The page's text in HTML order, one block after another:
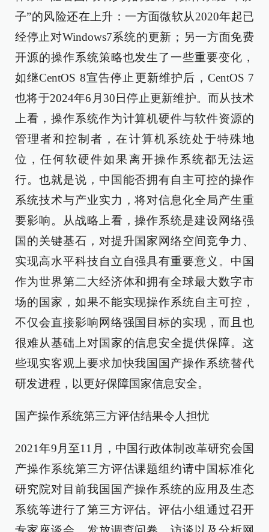
子”的风险还在上升：一方面微软从2020年起已
经停止对Windows7系统的更新；另一方面免费
开源的操作系统策略也发生了一些重要变化，
如继CentOS 8宣告停止更新维护后，CentOS 7
也将于2024年6月30日停止更新维护。而从技术
上看，操作系统作为计算机硬件与软件资源的
管理者和控制者，在计算机系统处于特殊地
位，任何软硬件如果离开操作系统都无法运
行。也就是说，中国能否拥有自主可控的操作
系统技术与产业实力，将对信息化全局产生重
要影响。从战略上看，操作系统是建设网络强
国的关键基石，对提升国家网络空间竞争力、
实现高水平科技自立自强具有重要意义。中国
作为世界第二大经济体和拥有全球最大数字市
场的国家，如果不能实现操作系统自主可控，
不仅会直接影响网络强国目标的实现，而且也
很难从基础上对国家的信息安全提供保障。这
些现实客观上要求加快我国国产操作系统替代
研发进程，以更好保障国家信息安全。
国产操作系统第三方评估结果令人担忧
2021年9月至11月，中国行政体制改革研究会国
产操作系统第三方评估课题组约请中国标准化
研究院对目前我国国产操作系统的应用及生态
系统等进行了第三方评估。评估小组通过召开